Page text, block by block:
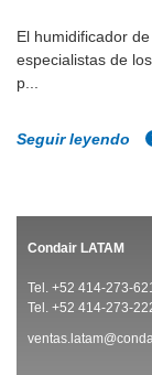
El humidificador
especialistas de
p...
Seguir leyendo
Condair LATAM
Tel. +52 414-273-
Tel. +52 414-273-